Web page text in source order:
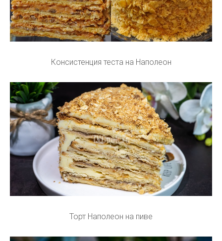
Консистенция теста на Наполеон
Торт Наполеон на пиве